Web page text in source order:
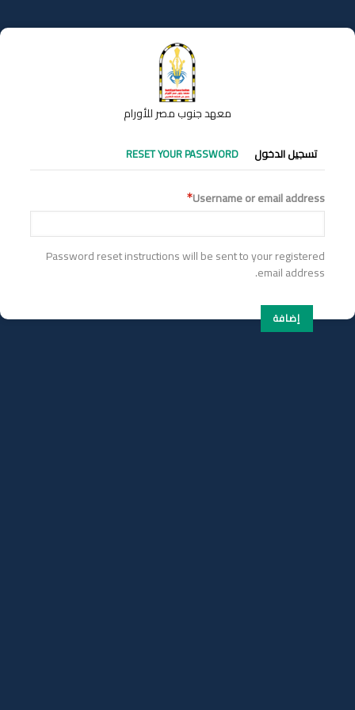
إلى
المحتوى
معهد جنوب مصر للأورام
التبويبات
الأساسية
تسجيل الدخول RESET YOUR PASSWORD
Username or email address
Password reset instructions will be sent to your registered
email address.